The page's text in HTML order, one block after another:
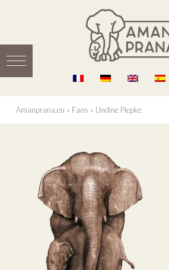
Amanprana.eu » Fans » Undine Piepke